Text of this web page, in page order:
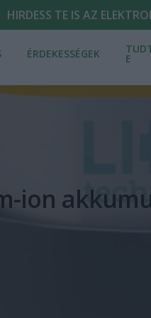
HIRDESS TE IS AZ
ÉRDEKESSÉGEK E
ion